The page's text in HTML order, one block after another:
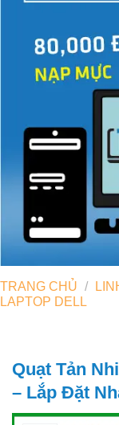
TRANG CHỦ /
LAPTOP DELL
Quạt Tản
– Lắp Đặt